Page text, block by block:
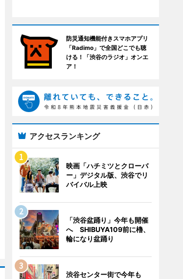
防災通知機能付きスマホアプリ
「Radimo」で全国どこでも聴
ける！「渋谷のラジオ」オンエ
ア！
アクセスランキング
映画「ハチミツとクローバ
ー」デジタル版、渋谷でリ
バイバル上映
「渋谷盆踊り」今年も開催
へ SHIBUYA109前に櫓、
輪になり盆踊り
渋谷センター街で今年も